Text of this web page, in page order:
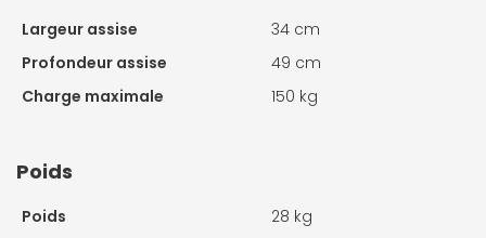
Largeur assise
34 cm
Profondeur assise
49 cm
Charge maximale
150 kg
Poids
Poids 28 kg